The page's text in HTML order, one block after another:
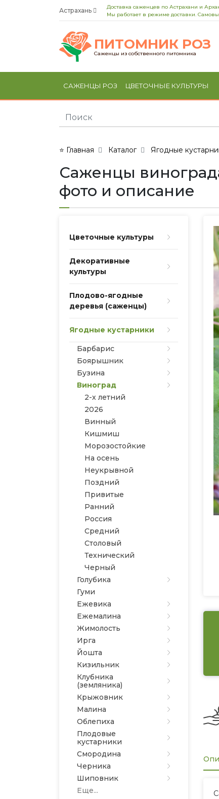
Астрахань
Доставка саженцев по Астрахани и
Мы работает в режиме доставки.
ПИТОМНИК РОЗ
Саженцы из собственного питомника
САЖЕНЦЫ РОЗ ЦВЕТОЧНЫЕ КУЛЬТУРЫ
⭐ Главная Каталог Ягодные
Саженцы
фото и описание
Цветочные культуры
Декоративные
культуры
Плодово-ягодные
деревья (саженцы)
Ягодные кустарники
Барбарис
Боярышник
Бузина
Виноград
2-х летний
2026
Винный
Кишмиш
Морозостойкие
На осень
Неукрывной
Поздний
Привитые
Ранний
Россия
Средний
Столовый
Технический
Черный
Голубика
Гуми
Ежевика
Ежемалина
Жимолость
Ирга
Йошта
Кизильник
Клубника
(земляника)
Крыжовник
Малина
Облепиха
Плодовые
кустарники
Смородина
Черника
Шиповник
Еще...